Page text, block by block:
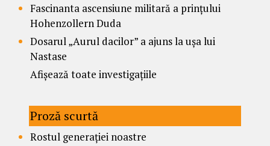
Fascinanta ascensiune militară a prințului
Hohenzollern Duda
Dosarul „Aurul dacilor” a ajuns la ușa lui
Nastase
Afișează toate investigațiile
Proză scurtă
Rostul generației noastre